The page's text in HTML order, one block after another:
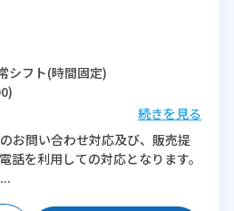
シフト(時間固定)
月
続きを見る
お問い合わせ対応及び、販売提
話を利用しての対応となります。